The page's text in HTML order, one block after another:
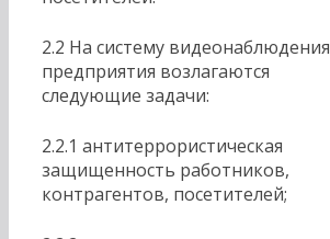
2.2 На систему видеонаблюдения
предприятия возлагаются
следующие задачи:
2.2.1 антитеррористическая
защищенность работников,
контрагентов, посетителей;